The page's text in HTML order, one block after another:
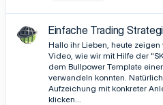
Einfache Trading
Hallo ihr Lieben, heute
Video, wie wir mit Hilfe der
dem Bullpower Template
verwandeln konnten.
Aufzeichung mit konkreter
klicken...